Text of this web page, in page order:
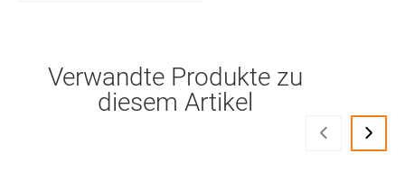
Verwandte Produkte zu
diesem Artikel
‹ ›